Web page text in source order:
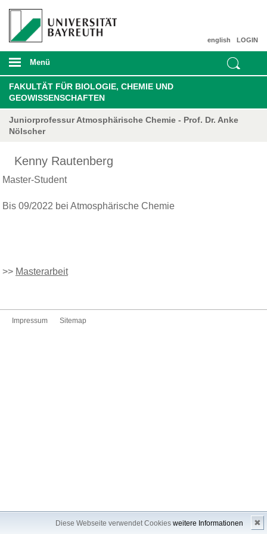
Diese Webseite verwendet Cookies weitere Informationen ✖
LOGIN
english
Menü
FAKULTÄT FÜR BIOLOGIE, CHEMIE UND
GEOWISSENSCHAFTEN
Juniorprofessur Atmosphärische Chemie - Prof. Dr. Anke
Nölscher
Kenny Rautenberg
Master-Student
Bis 09/2022 bei Atmosphärische Chemie
>> Masterarbeit
Impressum Sitemap